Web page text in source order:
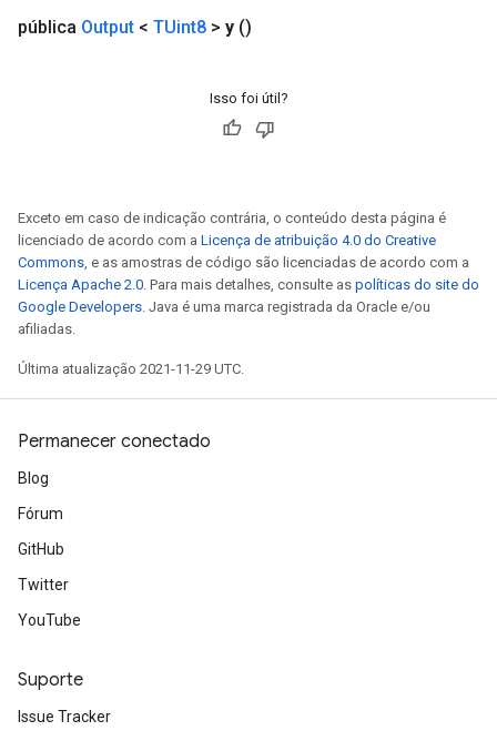
pública Output < TUint8 > y ()
Isso foi útil?
Exceto em caso de indicação contrária, o conteúdo desta página é
licenciado de acordo com a Licença de atribuição 4.0 do Creative
Commons, e as amostras de código são licenciadas de acordo com a
Licença Apache 2.0. Para mais detalhes, consulte as políticas do site do
Google Developers. Java é uma marca registrada da Oracle e/ou
afiliadas.
Última atualização 2021-11-29 UTC.
Permanecer conectado
Blog
Fórum
GitHub
Twitter
YouTube
Suporte
Issue Tracker